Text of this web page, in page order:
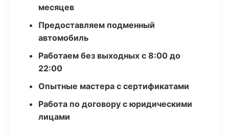
месяцев
Предоставляем подменный
автомобиль
Работаем без выходных с 8:00 до
22:00
Опытные мастера с сертификатами
Работа по договору с юридическими
лицами